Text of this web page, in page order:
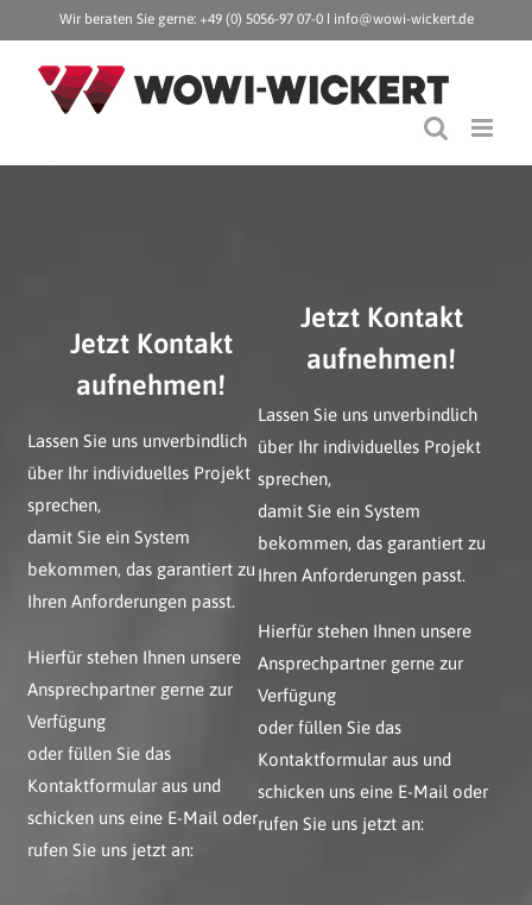
Inhalt
springen
Wir beraten Sie gerne: +49 (0) 5056-97 07-0 ǀ info@wowi-wickert.de
Jetzt Kontakt
aufnehmen!
Lassen Sie uns unverbindlich
über Ihr individuelles Projekt
sprechen,
damit Sie ein System
bekommen, das garantiert zu
Ihren Anforderungen passt.
Hierfür stehen Ihnen unsere
Ansprechpartnergerne zur
Verfügung
oder füllen Sie das
Kontaktformular aus und
schicken uns eine E-Mail oder
rufen Sie uns jetzt an:
Jetzt Kontakt
aufnehmen!
Lassen Sie uns unverbindlich
über Ihr individuelles Projekt
sprechen,
damit Sie ein System
bekommen, das garantiert zu
Ihren Anforderungen passt.
Hierfür stehen Ihnen unsere
Ansprechpartnergerne zur
Verfügung
oder füllen Sie das
Kontaktformular aus und
schicken uns eine E-Mail oder
rufen Sie uns jetzt an: